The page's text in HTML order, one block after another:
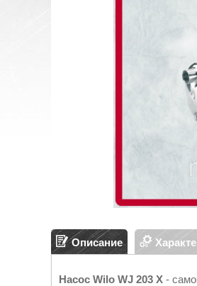
Описание
Насос Wilo WJ 203 X -